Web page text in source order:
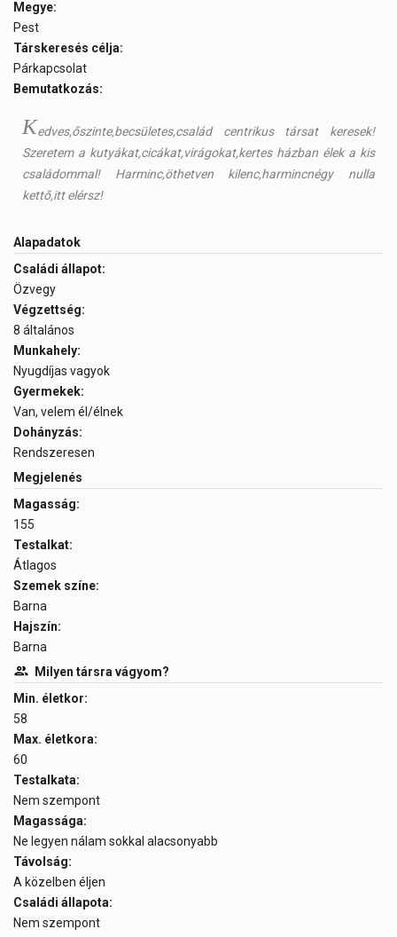
Megye:
Pest
Társkeresés célja:
Párkapcsolat
Bemutatkozás:
Kedves,őszinte,becsületes,család centrikus társat keresek!
Szeretem a kutyákat,cicákat,virágokat,kertes házban élek a kis
családommal! Harminc,öthetven kilenc,harmincnégy nulla
kettő,itt elérsz!
Alapadatok
Családi állapot:
Özvegy
Végzettség:
8 általános
Munkahely:
Nyugdíjas vagyok
Gyermekek:
Van, velem él/élnek
Dohányzás:
Rendszeresen
Megjelenés
Magasság:
155
Testalkat:
Átlagos
Szemek színe:
Barna
Hajszín:
Barna
Milyen társra vágyom?
Min. életkor:
58
Max. életkora:
60
Testalkata:
Nem szempont
Magassága:
Ne legyen nálam sokkal alacsonyabb
Távolság:
A közelben éljen
Családi állapota:
Nem szempont